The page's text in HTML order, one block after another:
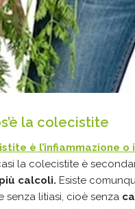
la colecistite
è l’infiammazione
la colecistite è
calcoli. Esiste
senza litiasi, cioè senza